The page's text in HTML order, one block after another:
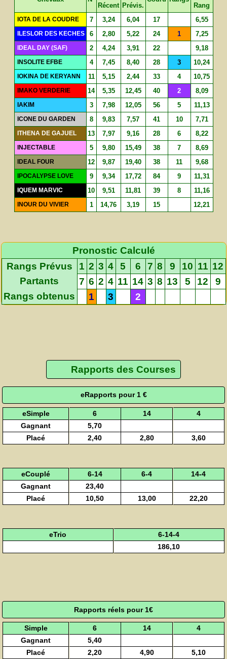
Récent Prévis.
Rang
IOTA DE LA COUDRE 7 3,24 6,04 17 6,55
ILESLOR DES KECHES 6 2,80 5,22 24 1 7,25
IDEAL DAY (SAF) 2 4,24 3,91 22 9,18
INSOLITE EFBE 4 7,45 8,40 28 3 10,24
IOKINA DE KERYANN 11 5,15 2,44 33 4 10,75
IMAKO VERDERIE 14 5,35 12,45 40 2 8,09
IAKIM 3 7,98 12,05 56 5 11,13
ICONE DU GARDEN 8 9,83 7,57 41 10 7,71
ITHENA DE GAJUEL 13 7,97 9,16 28 6 8,22
INJECTABLE 5 9,80 15,49 38 7 8,69
IDEAL FOUR 12 9,87 19,40 38 11 9,68
IPOCALYPSE LOVE 9 9,34 17,72 84 9 11,31
IQUEM MARVIC 10 9,51 11,81 39 8 11,16
INOUR DU VIVIER 1 14,76 3,19 15 12,21
Pronostic Calculé
Rangs Prévus
1 2 3 4 5 6 7 8 9 10 11 12
Partants
7 6 2 4 11 14 3 8 13 5 12
9
Rangs obtenus
1 3 2
Rapports des Courses
eRapports pour 1 €
eSimple 6 14
4
Gagnant
5,70
Placé
2,40 2,80 3,60
eCouplé 6-14 6-4
14-4
Gagnant
23,40
Placé
10,50 13,00 22,20
eTrio
6-14-4
186,10
Rapports réels pour 1€
Simple 6 14
4
Gagnant
5,40
Placé
2,20 4,90 5,10